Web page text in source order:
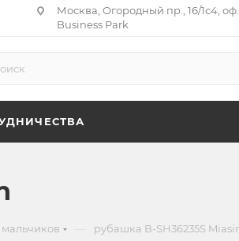
Москва, Огородный пр., 16/1с4,
Business Park
рубашка B-SH36235S